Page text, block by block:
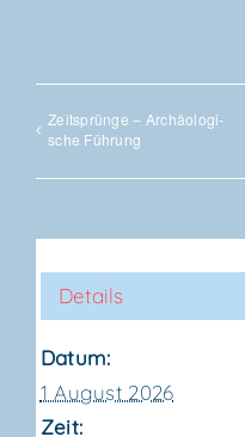
Zeit­sprün­ge – Archäo­lo­gi­
sche Führung
Details
Datum:
1 August 2026
Zeit: